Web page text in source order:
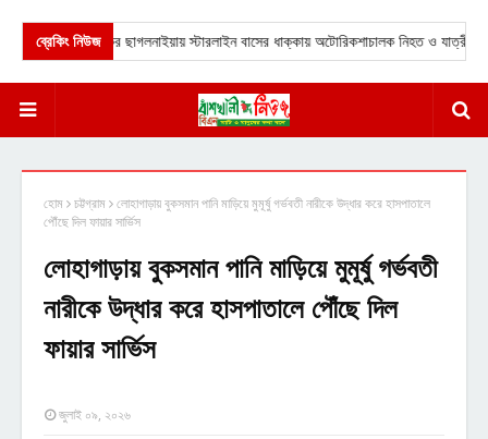
ব্রেকিং নিউজ
মহাসড়কের ছাগলনাইয়ায় স্টারলাইন বাসের ধাক্কায় অটোরিকশাচালক নিহত ও যাত্রী আহত।
হোম চট্টগ্রাম লোহাগাড়ায় বুকসমান পানি মাড়িয়ে মুমূর্ষু গর্ভবতী নারীকে উদ্ধার করে হাসপাতালে
পৌঁছে দিল ফায়ার সার্ভিস
লোহাগাড়ায় বুকসমান পানি মাড়িয়ে মুমূর্ষু গর্ভবতী
নারীকে উদ্ধার করে হাসপাতালে পৌঁছে দিল
ফায়ার সার্ভিস
জুলাই ০৯, ২০২৬